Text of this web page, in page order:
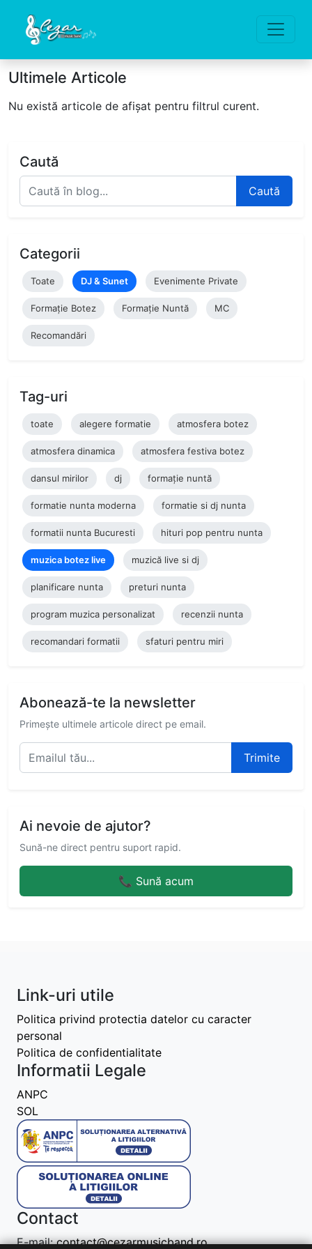
Ultimele Articole
Nu există articole de afișat pentru filtrul curent.
Caută
Caută
Categorii
Toate DJ & Sunet Evenimente Private
Formație Botez Formație Nuntă MC
Recomandări
Tag-uri
toate alegere formatie atmosfera botez
atmosfera dinamica atmosfera festiva botez
dansul mirilor dj formație nuntă
formatie nunta moderna formatie si dj nunta
formatii nunta Bucuresti hituri pop pentru nunta
muzica botez live muzică live si dj
planificare nunta preturi nunta
program muzica personalizat recenzii nunta
recomandari formatii sfaturi pentru miri
Abonează-te la newsletter
Primește ultimele articole direct pe email.
Trimite
Ai nevoie de ajutor?
Sună-ne direct pentru suport rapid.
📞 Sună acum
Link-uri utile
Politica privind protectia datelor cu caracter
personal
Politica de confidentialitate
Informatii Legale
ANPC
SOL
Contact
E-mail:contact@cezarmusicband.ro